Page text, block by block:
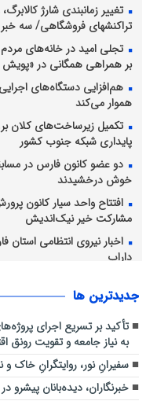
تغییر زمانبندی شارژ
تراکنشهای فروشگاهی/ سه خبر
بر همراهی همگانی در «پویش ۲۵ درجه؛ قرار همدلی
هم‌افزایی دستگاه‌های
هموار می‌کند
تکمیل زیرساخت‌های کلان
پایداری شبکه جنوب کشور
دو عضو کانون فارس در
خوش درخشیدند
مشارکت خیر نیک‌اندیش
داراب
نظارت میدانی کارشناسان
پزشکی شیراز بر روند ارائه
جديدترين ها
تأکید بر تسریع اجرای
به نیاز جامعه و تقویت رونق
سفیرانِ نور، روایتگرانِ خاک و
خبرنگاران، دیده‌بانان